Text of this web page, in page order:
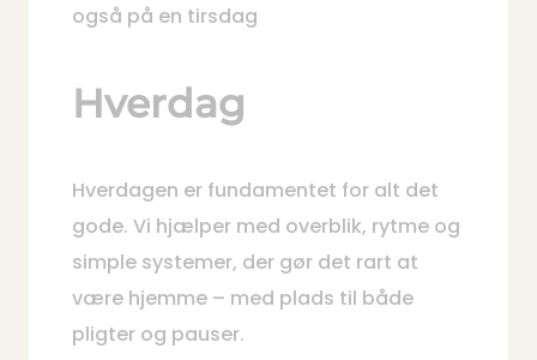
også på en tirsdag
Hverdag
Hverdagen er fundamentet for alt det
gode. Vi hjælper med overblik, rytme og
simple systemer, der gør det rart at
være hjemme – med plads til både
pligter og pauser.